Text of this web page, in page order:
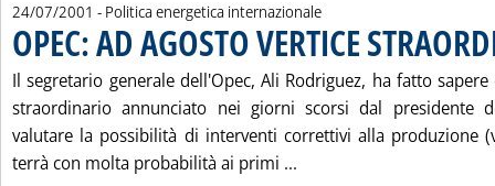
24/07/2001 - Politica energetica internazionale
OPEC: AD AGOSTO VERTICE
Il segretario generale dell'Opec, Ali Rodriguez, ha fatto
straordinario annunciato nei giorni scorsi dal presidente
valutare la possibilità di interventi correttivi alla produzione
terrà con molta probabilità ai primi ...